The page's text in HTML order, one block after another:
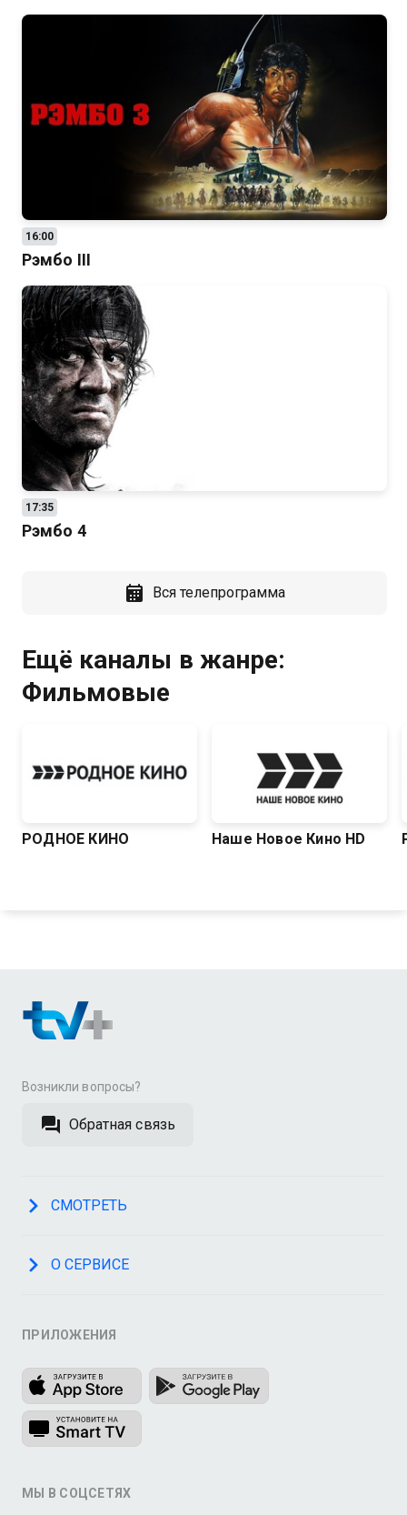
16:00
Рэмбо III
17:35
Рэмбо 4
Вся телепрограмма
Ещё каналы в жанре:
Фильмовые
РОДНОЕ КИНО Наше Новое Кино HD
Возникли вопросы?
Обратная связь
СМОТРЕТЬ
О СЕРВИСЕ
ПРИЛОЖЕНИЯ
МЫ В СОЦСЕТЯХ